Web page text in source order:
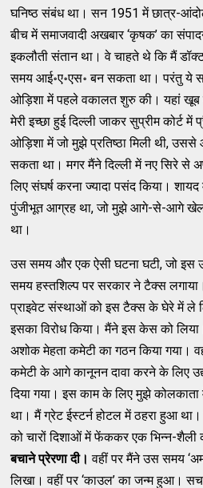
घनिष्ठ संबंध था। सन 1951 में छात्र-
बीच में समाजवादी अखबार ‘कृषक’ का
इकलौती संतान था। वे चाहते थे कि मैं
समय आई॰ए॰एस॰ बन सकता था। परंतु ये
ओड़िशा में पहले वकालत शुरु की। यहां खूब
मेरी इच्छा हुई दिल्ली जाकर सुप्रीम
ओड़िशा में जो मुझे प्रतिष्ठा मिली थी, उससे
सकता था। मगर मैंने दिल्ली में नए सिरे से
लिए संघर्ष करना ज्यादा पसंद किया।
पुंजीभूत आग्रह था, जो मुझे आगे-से-आगे खेल
था।
उस समय और एक ऐसी घटना घटी, जो इस
समय हस्तशिल्प पर सरकार ने टैक्स
प्राइवेट संस्थाओं को इस टैक्स के घेरे में ले
इसका विरोध किया। मैंने इस केस को
अशोक मेहता कमेटी का गठन किया गया।
कमेटी के आगे कानूनन दावा करने के लिए
दिया गया। इस काम के लिए मुझे कोलकाता
था। मैं ग्रेट ईस्टर्न होटल में ठहरा हुआ
को चारों दिशाओं में फेंककर एक भिन्न-शैली
बचानेप्रेरणादी।वहीं पर मैंने उस समय
लिखा। वहीं पर ‘काउल’ का जन्म हुआ।